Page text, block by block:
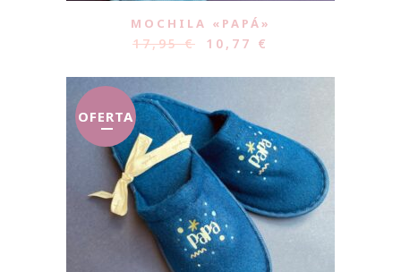
MOCHILA «PAPÁ»
17,95€ 10,77 €
OFERTA